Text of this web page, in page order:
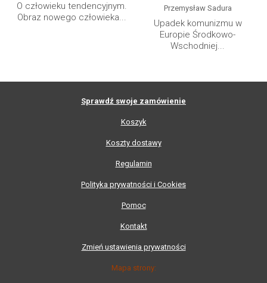
O człowieku tendencyjnym.
Obraz nowego człowieka...
Przemysław Sadura
Upadek komunizmu w
Europie Środkowo-
Wschodniej...
Sprawdź swoje zamówienie
Koszyk
Koszty dostawy
Regulamin
Polityka prywatności i Cookies
Pomoc
Kontakt
Zmień ustawienia prywatności
Mapa strony: